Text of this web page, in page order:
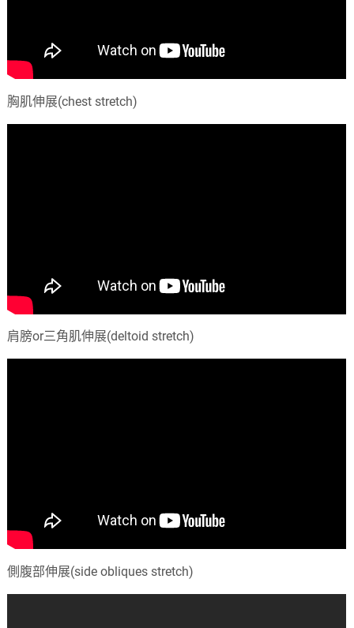
胸肌伸展(chest stretch)
肩膀or三角肌伸展(deltoid stretch)
側腹部伸展(side obliques stretch)